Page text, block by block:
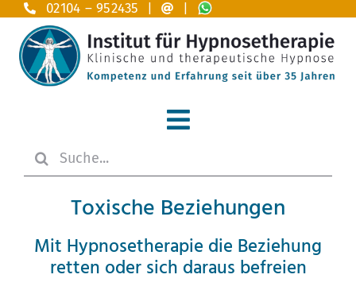
Zum
Inhalt
springen
02104 – 952435 |
Toggle
Home
Hypnosetherapie
Anwendungsgebiete A – Z
Suche
nach:
Toxische Beziehungen
Mit Hypnosetherapie die Beziehung
retten oder sich daraus befreien